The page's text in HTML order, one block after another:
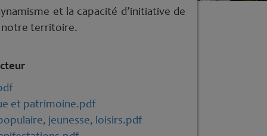
et la capacité d’initiative de
notre territoire.
et patrimoine.pdf
jeunesse, loisirs.pdf